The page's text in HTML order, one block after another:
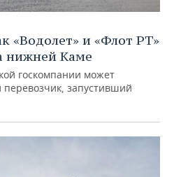
«Водолет» и «Флот РТ»
нижней Каме
госкомпании может
перевозчик, запустивший